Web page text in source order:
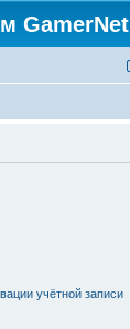
GamerNet
учётной записи